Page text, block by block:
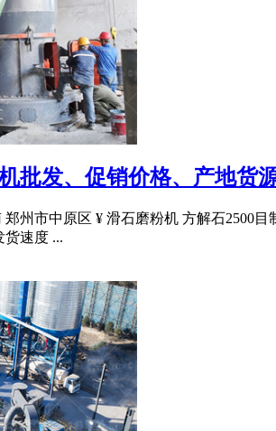
批发、促销价格、产地货
州市中原区 ¥ 滑石磨粉机 方解石2500
货速度 ...